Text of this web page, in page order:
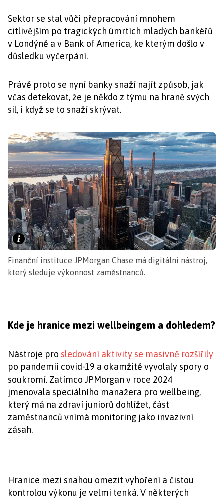
Sektor se stal vůči přepracování mnohem
citlivějším po tragických úmrtích mladých bankéřů
v Londýně a v Bank of America, ke kterým došlo v
důsledku vyčerpání.
Právě proto se nyní banky snaží najít způsob, jak
včas detekovat, že je někdo z týmu na hraně svých
sil, i když se to snaží skrývat.
Finanční instituce JPMorgan Chase má digitální nástroj,
který sleduje výkonnost zaměstnanců.
Kde je hranice mezi wellbeingem a dohledem?
Nástroje pro sledování aktivity se masivně rozšířily
po pandemii covid-19 a okamžitě vyvolaly spory o
soukromí. Zatímco JPMorgan v roce 2024
jmenovala speciálního manažera pro wellbeing,
který má na zdraví juniorů dohlížet, část
zaměstnanců vnímá monitoring jako invazivní
zásah.
Hranice mezi snahou omezit vyhoření a čistou
kontrolou výkonu je velmi tenká. V některých